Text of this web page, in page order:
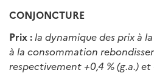
CONJONCTURE
Prix : la dynamique des prix à
à la consommation
respectivement +0,4 % (g.a.)